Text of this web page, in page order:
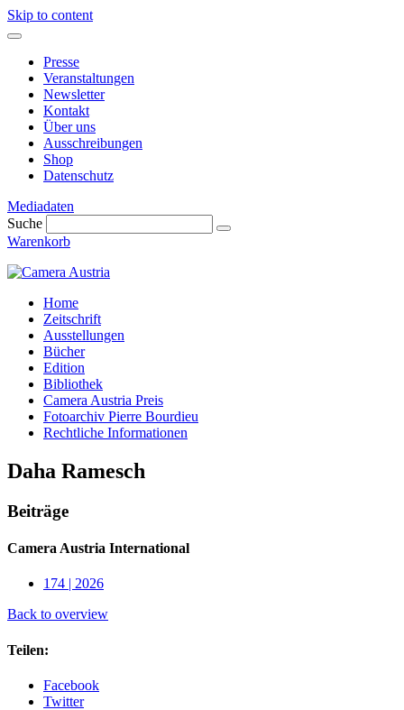
Skip to content
Presse
Veranstaltungen
Newsletter
Kontakt
Über uns
Ausschreibungen
Shop
Datenschutz
Mediadaten
Suche
Warenkorb
Home
Zeitschrift
Ausstellungen
Bücher
Edition
Bibliothek
Camera Austria Preis
Fotoarchiv Pierre Bourdieu
Rechtliche Informationen
Daha Ramesch
Beiträge
Camera Austria International
174 | 2026
Back to overview
Teilen:
Facebook
Twitter